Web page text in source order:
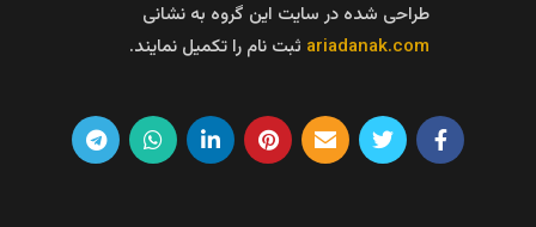
طراحی شده در سایت این گروه به نشانی
ariadanak.com ثبت نام را تکمیل نمایند.